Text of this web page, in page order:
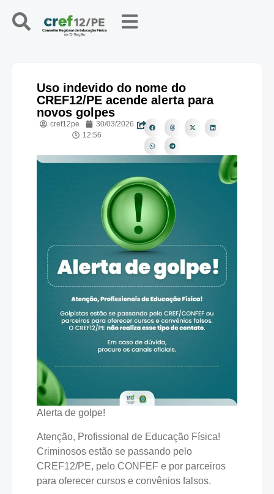
Uso indevido do nome do
CREF12/PE acende alerta para
novos golpes
cref12pe
30/03/2026
12:56
Alerta de golpe!
Atenção, Profissional de Educação Física!
Criminosos estão se passando pelo
CREF12/PE, pelo CONFEF e por parceiros
para oferecer cursos e convênios falsos.